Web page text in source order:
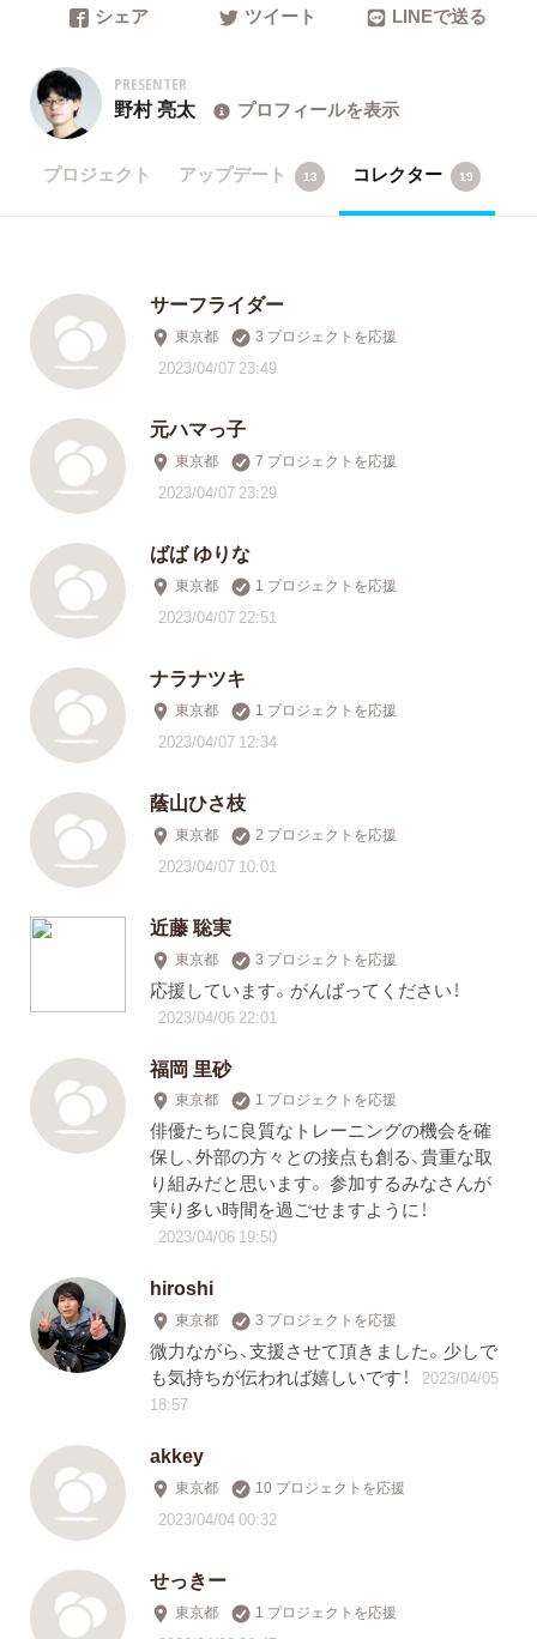
シェア ツイート LINEで送る
PRESENTER
野村 亮太 プロフィールを表示
プロジェクト アップデート 13 コレクター 19
サーフライダー
東京都 3 プロジェクトを応援
2023/04/07 23:49
元ハマっ子
東京都 7 プロジェクトを応援
2023/04/07 23:29
ばば ゆりな
東京都 1 プロジェクトを応援
2023/04/07 22:51
ナラナツキ
東京都 1 プロジェクトを応援
2023/04/07 12:34
蔭山ひさ枝
東京都 2 プロジェクトを応援
2023/04/07 10:01
近藤 聡実
東京都 3 プロジェクトを応援
応援しています。がんばってください！
2023/04/06 22:01
福岡 里砂
東京都 1 プロジェクトを応援
俳優たちに良質なトレーニングの機会を確
保し、外部の方々との接点も創る、貴重な取
り組みだと思います。 参加するみなさんが
実り多い時間を過ごせますように！
2023/04/06 19:50
hiroshi
東京都 3 プロジェクトを応援
微力ながら、支援させて頂きました。少しで
も気持ちが伝われば嬉しいです！
2023/04/05
18:57
akkey
東京都 10 プロジェクトを応援
2023/04/04 00:32
せっきー
東京都 1 プロジェクトを応援